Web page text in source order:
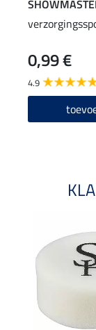
0,99 €
4.9